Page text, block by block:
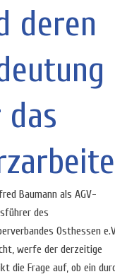
deren
Baumann als AGV-
des
Osthessen
werfe der derzeitige
die Frage auf, ob ein